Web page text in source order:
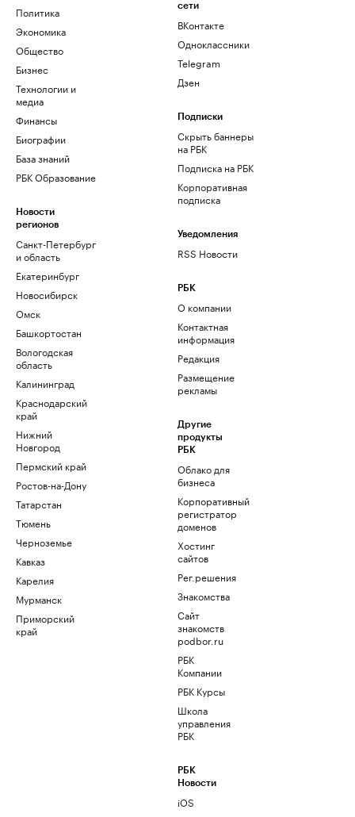
Политика
Экономика
Общество
Бизнес
Технологии и
медиа
Финансы
Биографии
База знаний
РБК Образование
Новости
регионов
Санкт-Петербург
и область
Екатеринбург
Новосибирск
Омск
Башкортостан
Вологодская
область
Калининград
Краснодарский
край
Нижний
Новгород
Пермский край
Ростов-на-Дону
Татарстан
Тюмень
Черноземье
Кавказ
Карелия
Мурманск
Приморский
край
сети
ВКонтакте
Одноклассники
Telegram
Дзен
Подписки
Скрыть баннеры
на РБК
Подписка на РБК
Корпоративная
подписка
Уведомления
RSS Новости
РБК
О компании
Контактная
информация
Редакция
Размещение
рекламы
Другие
продукты
РБК
Облако для
бизнеса
Корпоративный
регистратор
доменов
Хостинг
сайтов
Рег.решения
Знакомства
Сайт
знакомств
podbor.ru
РБК
Компании
РБК Курсы
Школа
управления
РБК
РБК
Новости
iOS